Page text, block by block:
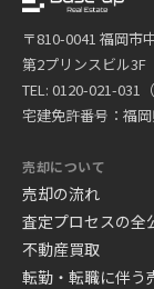
〒810-0041 福岡市
第2プリンスビル3F
TEL: 0120-021-031
宅建免許番号：福
売却について
売却の流れ
査定プロセスの全
不動産買取
転勤・転職に伴う